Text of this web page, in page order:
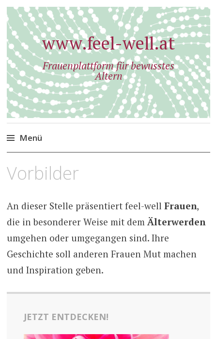
www.feel-well.at
Frauenplattform für bewusstes
Altern
Menü
Inhalt
Vorbilder
An dieser Stelle präsentiert feel-well Frauen,
die in besonderer Weise mit dem Älterwerden
umgehen oder umgegangen sind. Ihre
Geschichte soll anderen Frauen Mut machen
und Inspiration geben.
JETZT ENTDECKEN!